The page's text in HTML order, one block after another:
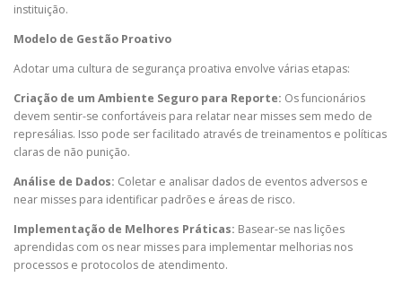
instituição.
Modelo de Gestão Proativo
Adotar uma cultura de segurança proativa envolve várias etapas:
Criação de um Ambiente Seguro para Reporte: Os funcionários
devem sentir-se confortáveis para relatar near misses sem medo de
represálias. Isso pode ser facilitado através de treinamentos e políticas
claras de não punição.
Análise de Dados: Coletar e analisar dados de eventos adversos e
near misses para identificar padrões e áreas de risco.
Implementação de Melhores Práticas: Basear-se nas lições
aprendidas com os near misses para implementar melhorias nos
processos e protocolos de atendimento.